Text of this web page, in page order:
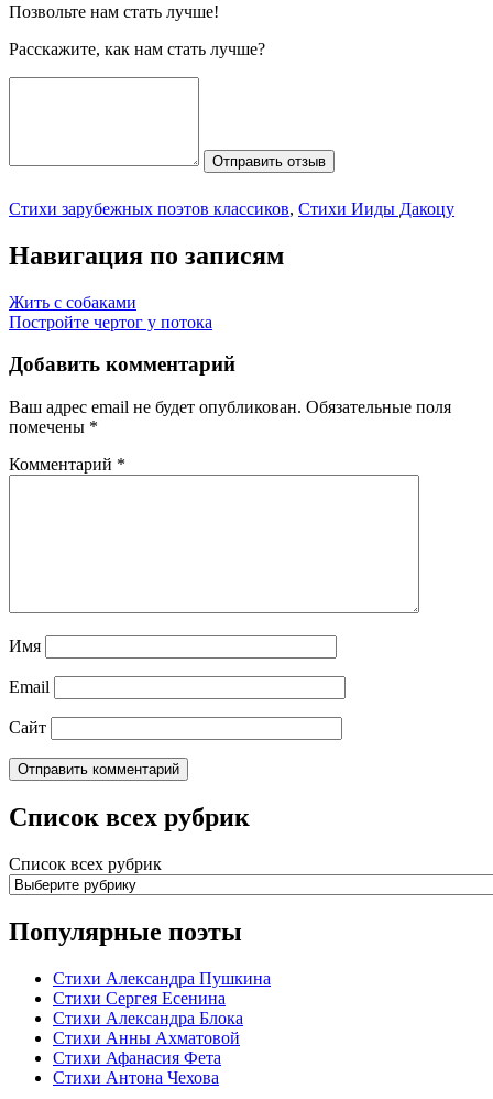
Позвольте нам стать лучше!
Расскажите, как нам стать лучше?
Отправить отзыв
Стихи зарубежных поэтов классиков, Стихи Ииды Дакоцу
Навигация по записям
Жить с собаками
Постройте чертог у потока
Добавить комментарий
Ваш адрес email не будет опубликован. Обязательные поля
помечены *
Комментарий *
Имя
Email
Сайт
Список всех рубрик
Список всех рубрик
Популярные поэты
Стихи Александра Пушкина
Стихи Сергея Есенина
Стихи Александра Блока
Стихи Анны Ахматовой
Стихи Афанасия Фета
Стихи Антона Чехова